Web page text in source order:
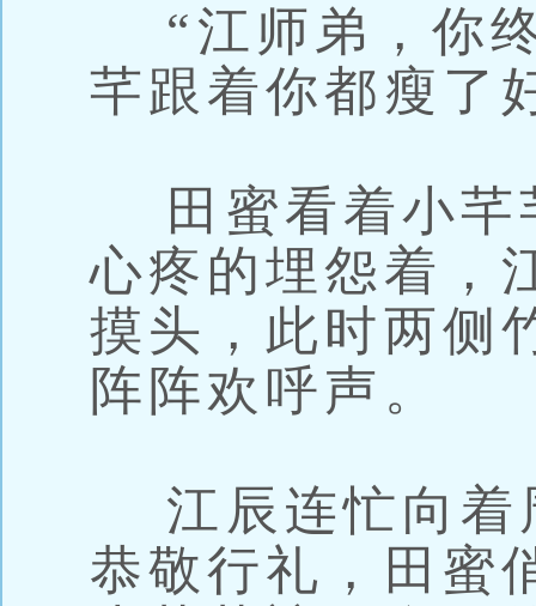
“江师弟，你
芊跟着你都瘦了
田蜜看着小芊
心疼的埋怨着，
摸头，此时两侧
阵阵欢呼声。
江辰连忙向着
恭敬行礼，田蜜